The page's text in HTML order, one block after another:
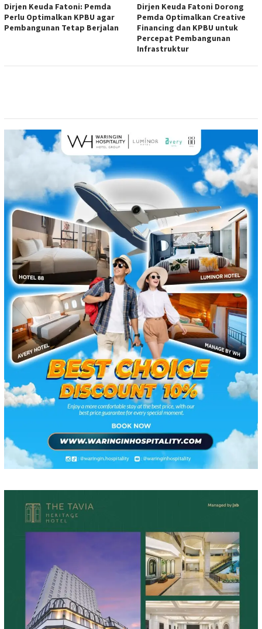
Dirjen Keuda Fatoni: Pemda
Perlu Optimalkan KPBU agar
Pembangunan Tetap Berjalan
Dirjen Keuda Fatoni Dorong
Pemda Optimalkan Creative
Financing dan KPBU untuk
Percepat Pembangunan
Infrastruktur